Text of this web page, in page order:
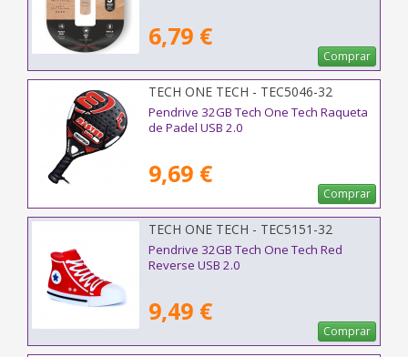
6,79 €
Comprar
TECH ONE TECH - TEC5046-32
Pendrive 32GB Tech One Tech Raqueta
de Padel USB 2.0
9,69 €
Comprar
TECH ONE TECH - TEC5151-32
Pendrive 32GB Tech One Tech Red
Reverse USB 2.0
9,49 €
Comprar